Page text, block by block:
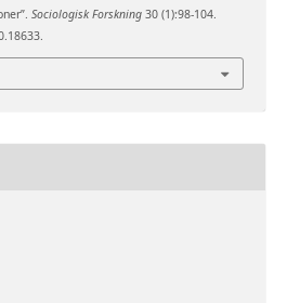
Sociologisk Forskning30 (1):98-104.